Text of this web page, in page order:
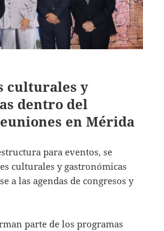
culturales y
dentro del
en Mérida
para eventos, se
culturales y gastronómicas
a las agendas de congresos y
parte de los programas